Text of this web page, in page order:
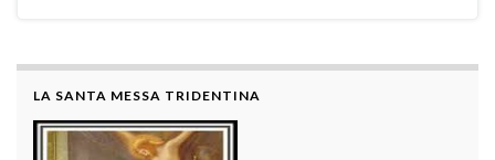
LA SANTA MESSA TRIDENTINA